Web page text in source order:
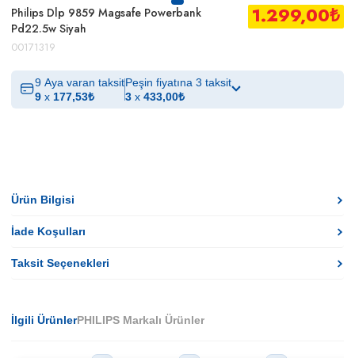
Philips Dlp 9859 Magsafe Powerbank
Pd22.5w Siyah
00171319
1.299,00₺
9 Aya varan taksit
9 x 177,53₺
Peşin fiyatına 3 taksit
3 x 433,00₺
Ürün Bilgisi
İade Koşulları
Taksit Seçenekleri
İlgili ÜrünlerPHILIPS Markalı Ürünler